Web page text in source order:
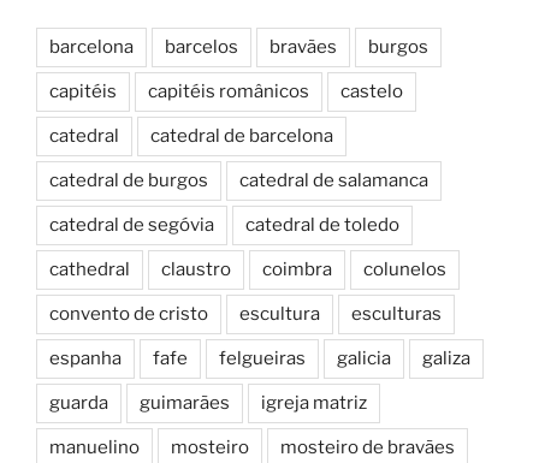
barcelona barcelos bravães burgos
capitéis capitéis românicos castelo
catedral catedral de barcelona
catedral de burgos catedral de salamanca
catedral de segóvia catedral de toledo
cathedral claustro coimbra colunelos
convento de cristo escultura esculturas
espanha fafe felgueiras galicia galiza
guarda guimarães igreja matriz
manuelino mosteiro mosteiro de bravães